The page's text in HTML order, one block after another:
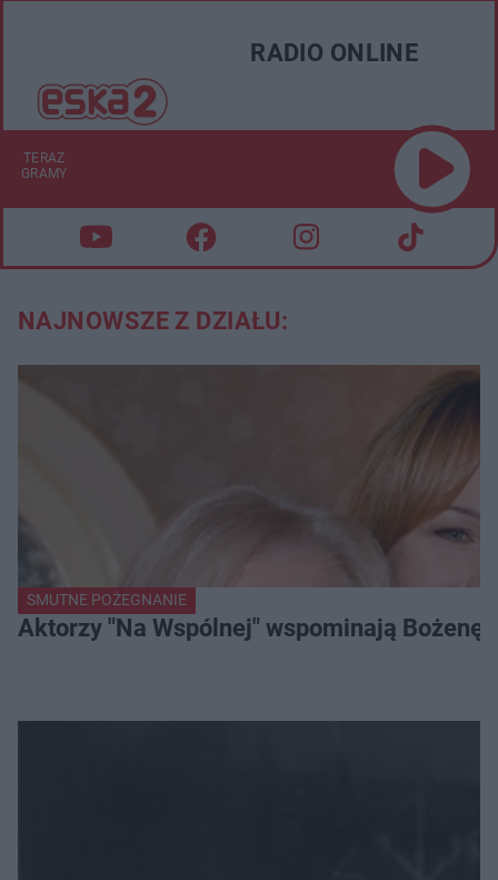
RADIO ONLINE
TERAZ
GRAMY
NAJNOWSZE Z DZIAŁU:
SMUTNE POŻEGNANIE
Aktorzy "Na Wspólnej" wspominają Bożenę